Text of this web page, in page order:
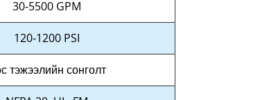
30-5500 GPM
120-1200 PSI
тэжээлийн сонголт